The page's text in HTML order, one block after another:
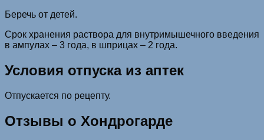
Беречь от детей.
Срок хранения раствора для внутримышечного введения
в ампулах – 3 года, в шприцах – 2 года.
Условия отпуска из аптек
Отпускается по рецепту.
Отзывы о Хондрогарде